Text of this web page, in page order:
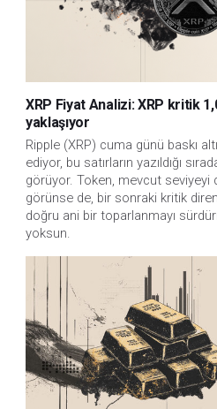
XRP Fiyat Analizi: XRP kritik
yaklaşıyor
Ripple (XRP) cuma günü baskı
ediyor, bu satırların yazıldığı
görüyor. Token, mevcut seviyeyi
görünse de, bir sonraki kritik
doğru ani bir toparlanmayı
yoksun.